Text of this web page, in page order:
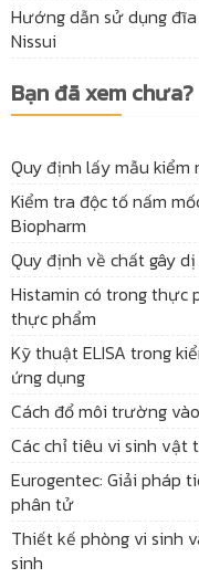
Hướng dẫn sử dụng
Nissui
Bạn đã xem chưa?
Quy định lấy mẫu kiểm
Kiểm tra độc tố nấm
Biopharm
Quy định về chất gây
Histamin có trong thực
thực phẩm
Kỹ thuật ELISA trong
ứng dụng
Cách đổ môi trường
Các chỉ tiêu vi sinh vật
Eurogentec: Giải pháp
phân tử
Thiết kế phòng vi sinh
sinh